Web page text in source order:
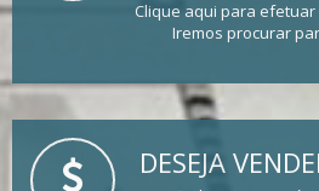
Clique aqui para
Iremos procurar
DESEJA